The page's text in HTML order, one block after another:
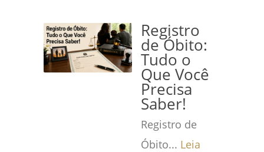
Registro
de Óbito:
Tudo o
Que Você
Precisa
Saber!
Registro de
Óbito... Leia